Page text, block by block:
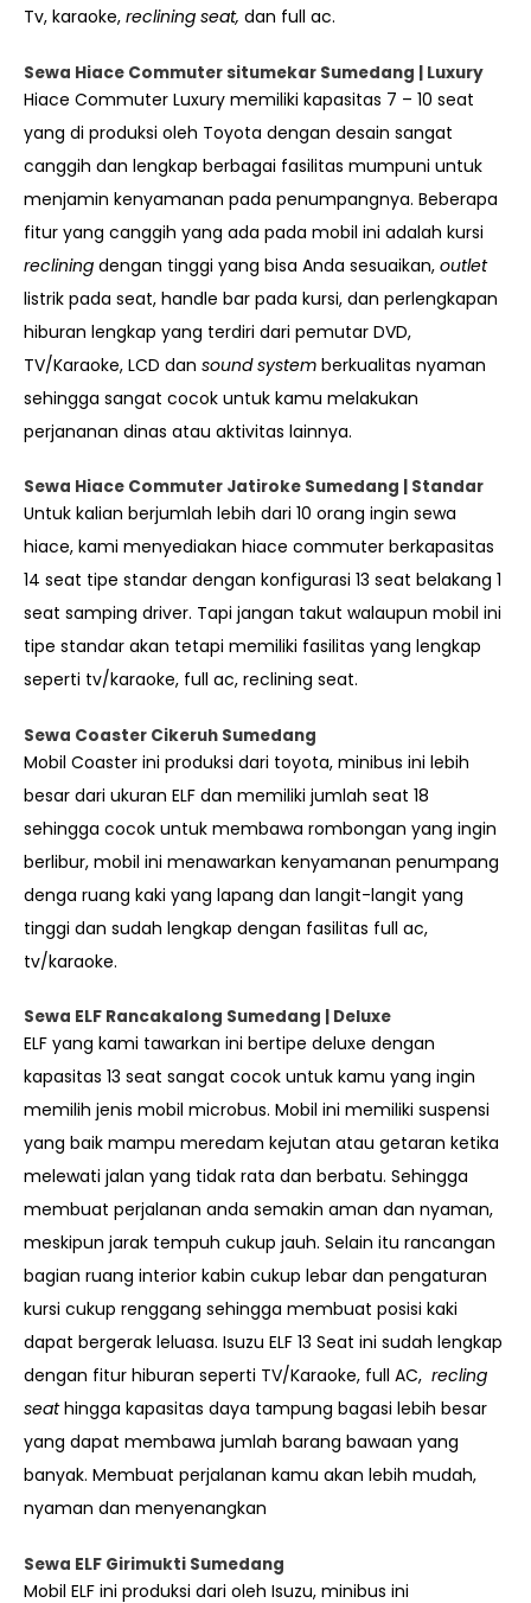
Tv, karaoke, reclining seat, dan full ac.
Sewa Hiace Commuter situmekar Sumedang | Luxury
Hiace Commuter Luxury memiliki kapasitas 7 – 10 seat
yang di produksi oleh Toyota dengan desain sangat
canggih dan lengkap berbagai fasilitas mumpuni untuk
menjamin kenyamanan pada penumpangnya. Beberapa
fitur yang canggih yang ada pada mobil ini adalah kursi
reclining dengan tinggi yang bisa Anda sesuaikan, outlet
listrik pada seat, handle bar pada kursi, dan perlengkapan
hiburan lengkap yang terdiri dari pemutar DVD,
TV/Karaoke, LCD dan sound system berkualitas nyaman
sehingga sangat cocok untuk kamu melakukan
perjananan dinas atau aktivitas lainnya.
Sewa Hiace Commuter Jatiroke Sumedang | Standar
Untuk kalian berjumlah lebih dari 10 orang ingin sewa
hiace, kami menyediakan hiace commuter berkapasitas
14 seat tipe standar dengan konfigurasi 13 seat belakang 1
seat samping driver. Tapi jangan takut walaupun mobil ini
tipe standar akan tetapi memiliki fasilitas yang lengkap
seperti tv/karaoke, full ac, reclining seat.
Sewa Coaster Cikeruh Sumedang
Mobil Coaster ini produksi dari toyota, minibus ini lebih
besar dari ukuran ELF dan memiliki jumlah seat 18
sehingga cocok untuk membawa rombongan yang ingin
berlibur, mobil ini menawarkan kenyamanan penumpang
denga ruang kaki yang lapang dan langit-langit yang
tinggi dan sudah lengkap dengan fasilitas full ac,
tv/karaoke.
Sewa ELF Rancakalong Sumedang | Deluxe
ELF yang kami tawarkan ini bertipe deluxe dengan
kapasitas 13 seat sangat cocok untuk kamu yang ingin
memilih jenis mobil microbus. Mobil ini memiliki suspensi
yang baik mampu meredam kejutan atau getaran ketika
melewati jalan yang tidak rata dan berbatu. Sehingga
membuat perjalanan anda semakin aman dan nyaman,
meskipun jarak tempuh cukup jauh. Selain itu rancangan
bagian ruang interior kabin cukup lebar dan pengaturan
kursi cukup renggang sehingga membuat posisi kaki
dapat bergerak leluasa. Isuzu ELF 13 Seat ini sudah lengkap
dengan fitur hiburan seperti TV/Karaoke, full AC, recling
seathingga kapasitas daya tampung bagasi lebih besar
yang dapat membawa jumlah barang bawaan yang
banyak. Membuat perjalanan kamu akan lebih mudah,
nyaman dan menyenangkan
Sewa ELF Girimukti Sumedang
Mobil ELF ini produksi dari oleh Isuzu, minibus ini